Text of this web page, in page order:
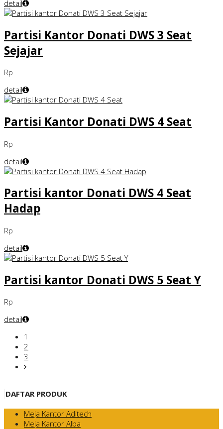
detail
Partisi Kantor Donati DWS 3 Seat
Sejajar
Rp
detail
Partisi Kantor Donati DWS 4 Seat
Rp
detail
Partisi kantor Donati DWS 4 Seat
Hadap
Rp
detail
Partisi kantor Donati DWS 5 Seat Y
Rp
detail
1
2
3
DAFTAR PRODUK
Meja Kantor Aditech
Meja Kantor Alba